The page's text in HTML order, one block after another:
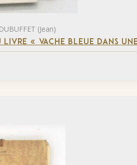
(Jean)
LIVRE « VACHE BLEUE DANS